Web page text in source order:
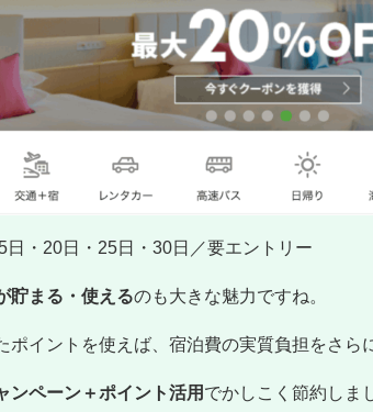
・20日・25日・30日／要エントリー
貯まる・使えるのも大きな魅力ですね。
ポイントを使えば、宿泊費の実質負担をさら
ンペーン＋ポイント活用 でかしこく節約しま